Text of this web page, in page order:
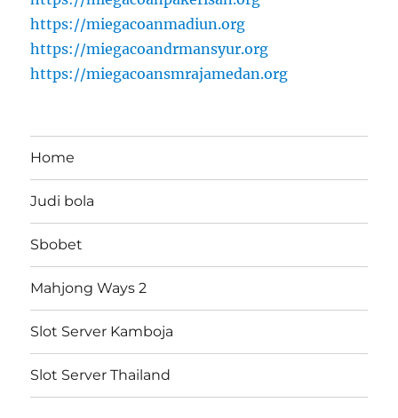
https://miegacoanmadiun.org
https://miegacoandrmansyur.org
https://miegacoansmrajamedan.org
Home
Judi bola
Sbobet
Mahjong Ways 2
Slot Server Kamboja
Slot Server Thailand